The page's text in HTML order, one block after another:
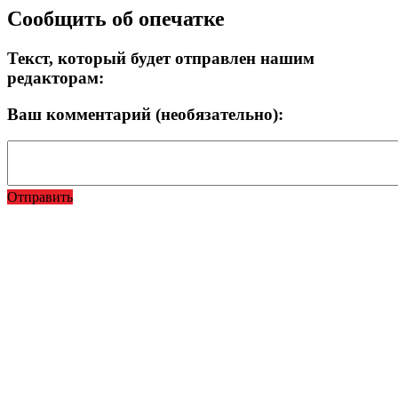
Сообщить об опечатке
Текст, который будет отправлен нашим
редакторам:
Ваш комментарий (необязательно):
Отправить